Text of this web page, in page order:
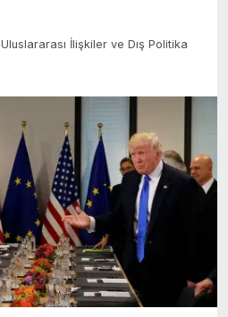
Uluslararası İlişkiler ve Dış Politika